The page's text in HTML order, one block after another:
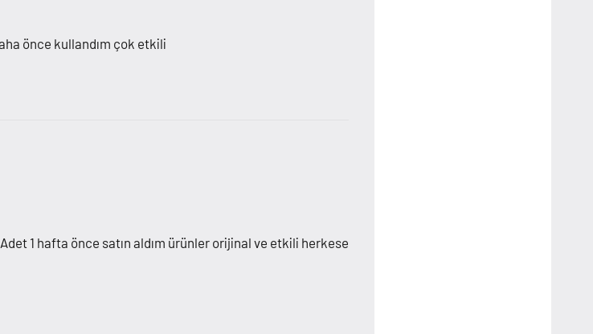
önce kullandım çok etkili
1 hafta önce satın aldım ürünler orijinal ve etkili herkese